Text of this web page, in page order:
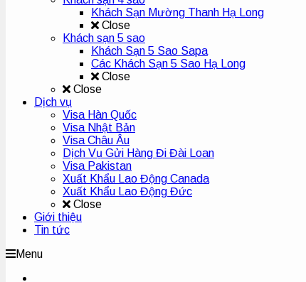
Khách Sạn Mường Thanh Hạ Long
Close
Khách sạn 5 sao
Khách Sạn 5 Sao Sapa
Các Khách Sạn 5 Sao Hạ Long
Close
Close
Dịch vụ
Visa Hàn Quốc
Visa Nhật Bản
Visa Châu Âu
Dịch Vụ Gửi Hàng Đi Đài Loan
Visa Pakistan
Xuất Khẩu Lao Động Canada
Xuất Khẩu Lao Động Đức
Close
Giới thiệu
Tin tức
Menu